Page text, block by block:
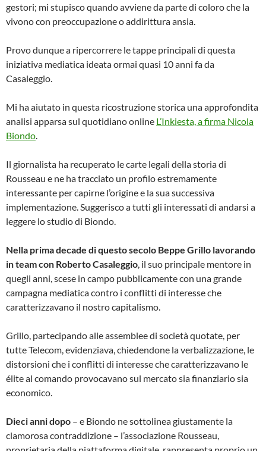
gestori; mi stupisco quando avviene da parte di coloro che la
vivono con preoccupazione o addirittura ansia.
Provo dunque a ripercorrere le tappe principali di questa
iniziativa mediatica ideata ormai quasi 10 anni fa da
Casaleggio.
Mi ha aiutato in questa ricostruzione storica una approfondita
analisi apparsa sul quotidiano online L’Inkiesta, a firma Nicola
Biondo
Il giornalista ha recuperato le carte legali della storia di
Rousseau e ne ha tracciato un profilo estremamente
interessante per capirne l’origine e la sua successiva
implementazione. Suggerisco a tutti gli interessati di andarsi a
leggere lo studio di Biondo.
Nella prima decade di questo secolo Beppe Grillo lavorando
in team con Roberto Casaleggio , il suo principale mentore in
quegli anni, scese in campo pubblicamente con una grande
campagna mediatica contro i conflitti di interesse che
caratterizzavano il nostro capitalismo.
Grillo, partecipando alle assemblee di società quotate, per
tutte Telecom, evidenziava, chiedendone la verbalizzazione, le
distorsioni che i conflitti di interesse che caratterizzavano le
élite al comando provocavano sul mercato sia finanziario sia
economico.
Dieci anni dopo – e Biondo ne sottolinea giustamente la
clamorosa contraddizione – l’associazione Rousseau,